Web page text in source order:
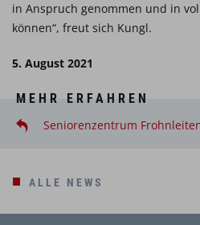
in Anspruch genommen und in
können“, freut sich Kungl.
5. August 2021
MEHR ERFAHREN
Seniorenzentrum
ALLE NEWS